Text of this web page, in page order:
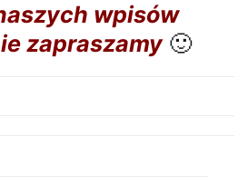
wpisów
zapraszamy🙂